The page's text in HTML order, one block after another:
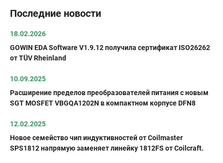
Последние новости
18.02.2026
GOWIN EDA Software V1.9.12 получила сертификат ISO26262
от TÜV Rheinland
10.09.2025
Расширение пределов преобразователей питания с новым
SGT MOSFET VBGQA1202N в компактном корпусе DFN8
12.02.2025
Новое семейство чип индуктивностей от Coilmaster
SPS1812 напрямую заменяет линейку 1812FS от Coilcraft.